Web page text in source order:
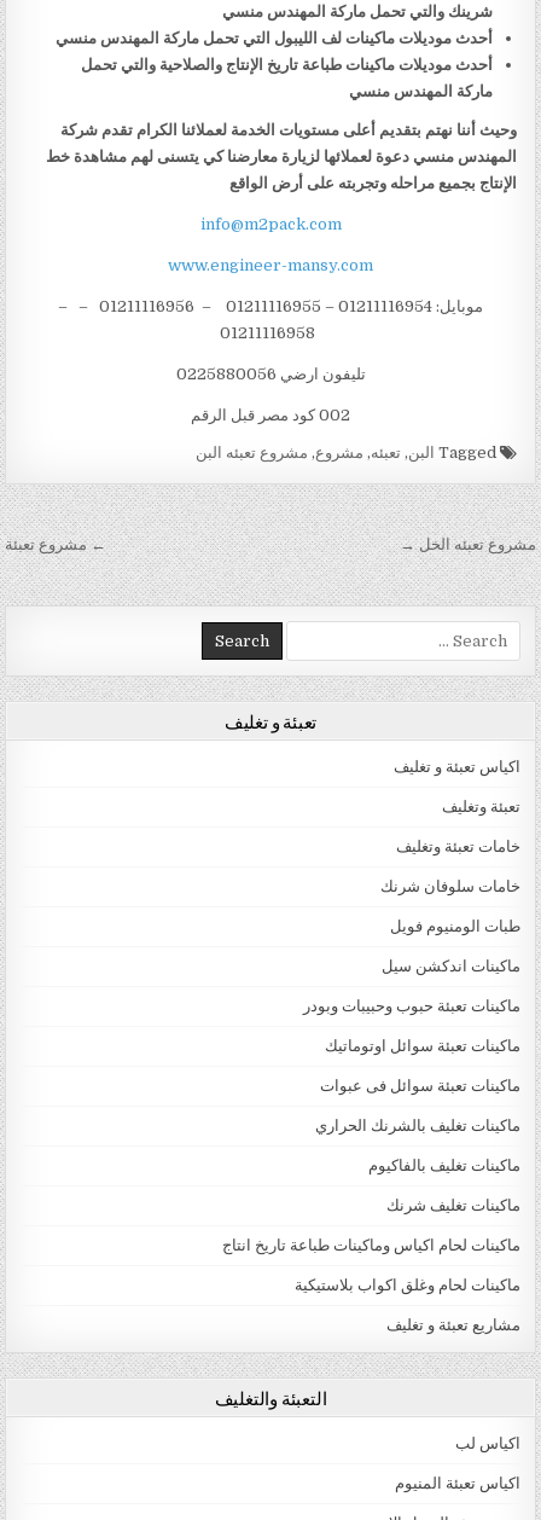
شرينك والتي تحمل ماركة المهندس منسي
أحدث موديلات ماكينات لف الليبول التي تحمل ماركة المهندس منسي
أحدث موديلات ماكينات طباعة تاريخ الإنتاج والصلاحية والتي تحمل
ماركة المهندس منسي
وحيث أننا نهتم بتقديم أعلى مستويات الخدمة لعملائنا الكرام تقدم شركة
المهندس منسي دعوة لعملائها لزيارة معارضنا كي يتسنى لهم مشاهدة خط
الإنتاج بجميع مراحله وتجربته على أرض الواقع
info@m2pack.com
www.engineer-mansy.com
موبايل: 01211116954 – 01211116955 – 01211116956 – –
تليفون ارضي 0225880056
002 كود مصر قبل الرقم
Tagged البن,تعبئه, مشروع, مشروع تعبئه البن
تصفّح المقالات ← مشروع تعبئة مشروع تعبئه الخل →
Search for:
تعبئة و تغليف
اكياس تعبئة و تغليف
تعبئة وتغليف
خامات تعبئة وتغليف
خامات سلوفان شرنك
طبات الومنيوم فويل
ماكينات اندكشن سيل
ماكينات تعبئة حبوب وحبيبات وبودر
ماكينات تعبئة سوائل اوتوماتيك
ماكينات تعبئة سوائل فى عبوات
ماكينات تغليف بالشرنك الحراري
ماكينات تغليف بالفاكيوم
ماكينات تغليف شرنك
ماكينات لحام اكياس وماكينات طباعة تاريخ انتاج
ماكينات لحام وغلق اكواب بلاستيكية
مشاريع تعبئة و تغليف
التعبئة والتغليف
اكياس لب
اكياس تعبئة المنيوم